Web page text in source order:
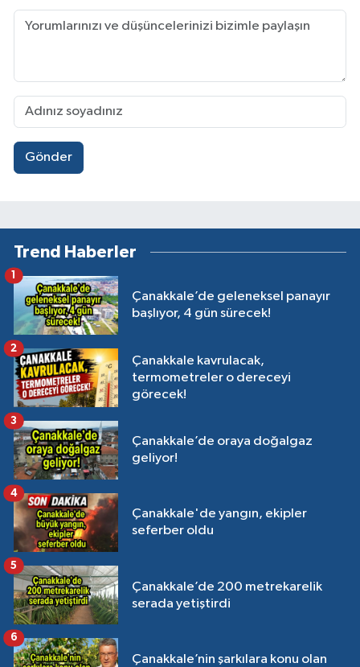
Gönder
Trend Haberler
Çanakkale’de geleneksel panayır
başlıyor, 4 gün sürecek!
1
Çanakkale kavrulacak,
termometreler o dereceyi
görecek!
2
Çanakkale’de oraya doğalgaz
geliyor!
3
Çanakkale'de yangın, ekipler
seferber oldu
4
Çanakkale’de 200 metrekarelik
serada yetiştirdi
5
Çanakkale’nin şarkılara konu olan
6